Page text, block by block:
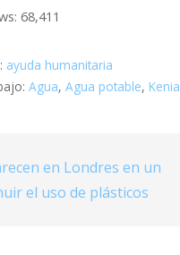
68,411
ayuda humanitaria
Agua,Agua potable, Kenia
en Londres en un
el uso de plásticos